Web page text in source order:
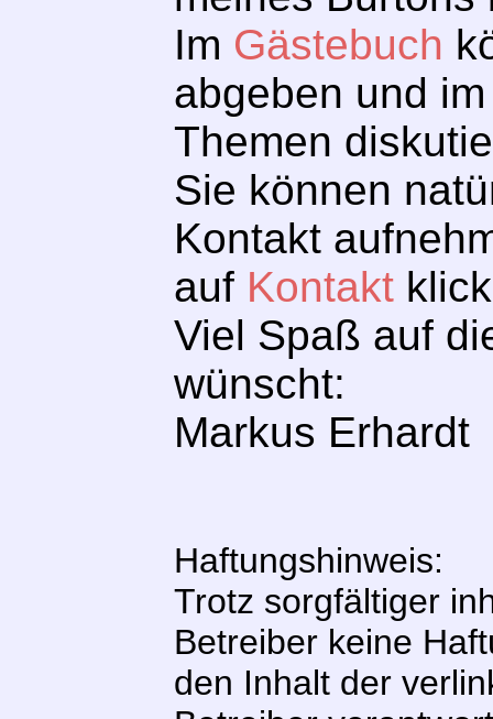
Im Gästebuch
abgeben und
Themen
Sie können
Kontakt
auf Kontakt
Viel Spaß auf
wünscht:
Markus Erhardt
Haftungshinweis:
Trotz sorgfältiger
Betreiber keine
den Inhalt der